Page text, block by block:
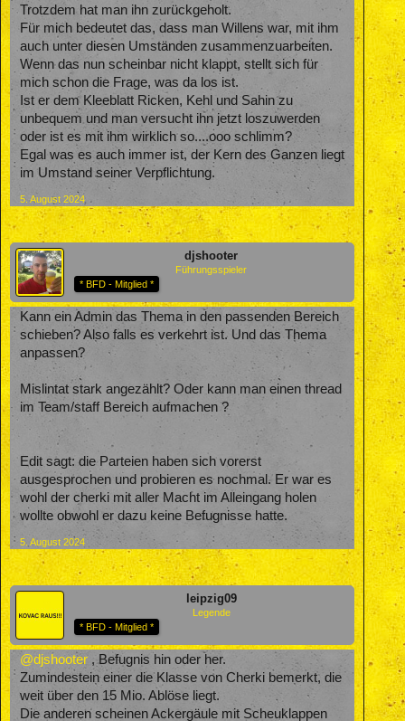
Trotzdem hat man ihn zurückgeholt.
Für mich bedeutet das, dass man Willens war, mit ihm
auch unter diesen Umständen zusammenzuarbeiten.
Wenn das nun scheinbar nicht klappt, stellt sich für
mich schon die Frage, was da los ist.
Ist er dem Kleeblatt Ricken, Kehl und Sahin zu
unbequem und man versucht ihn jetzt loszuwerden
oder ist es mit ihm wirklich so....ooo schlimm?
Egal was es auch immer ist, der Kern des Ganzen liegt
im Umstand seiner Verpflichtung.
5. August 2024
djshooter
Führungsspieler
* BFD - Mitglied *
Kann ein Admin das Thema in den passenden Bereich
schieben? Also falls es verkehrt ist. Und das Thema
anpassen?
Mislintat stark angezählt? Oder kann man einen thread
im Team/staff Bereich aufmachen ?
Edit sagt: die Parteien haben sich vorerst
ausgesprochen und probieren es nochmal. Er war es
wohl der cherki mit aller Macht im Alleingang holen
wollte obwohl er dazu keine Befugnisse hatte.
5. August 2024
leipzig09
Legende
* BFD - Mitglied *
@djshooter , Befugnis hin oder her.
Zumindestein einer die Klasse von Cherki bemerkt, die
weit über den 15 Mio. Ablöse liegt.
Die anderen scheinen Ackergäule mit Scheuklappen